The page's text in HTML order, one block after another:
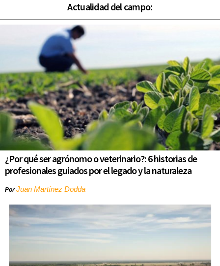
Actualidad del campo:
¿Por qué ser agrónomo o veterinario?: 6 historias de
profesionales guiados por el legado y la naturaleza
PorJuan Martínez Dodda